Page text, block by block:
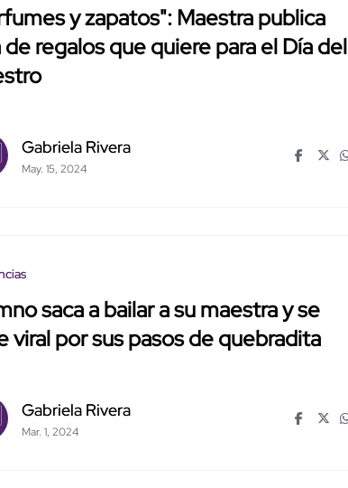
y zapatos": Maestra publica
de regalos que quiere para el Día del
Gabriela Rivera
May. 15, 2024
saca a bailar a su maestra y se
viral por sus pasos de quebradita
Gabriela Rivera
Mar. 1, 2024